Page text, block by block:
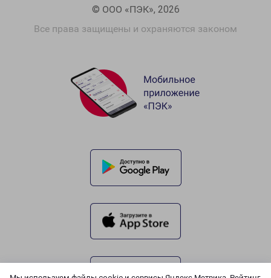
© ООО «ПЭК», 2026
Все права защищены и охраняются законом